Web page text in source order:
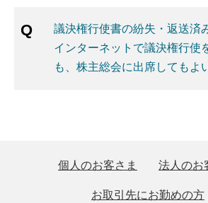
議決権行使書の紛失・返送済
インターネットで議決権行使
も、株主総会に出席してもよ
個人のお客さま
法人のお
お取引先にお勤めの方